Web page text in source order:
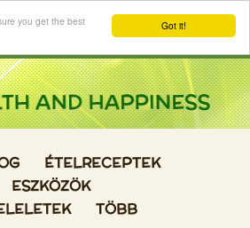
Got it!
you get the best
Login
ÉTELRECEPTEK
ESZKÖZÖK
TÖBB